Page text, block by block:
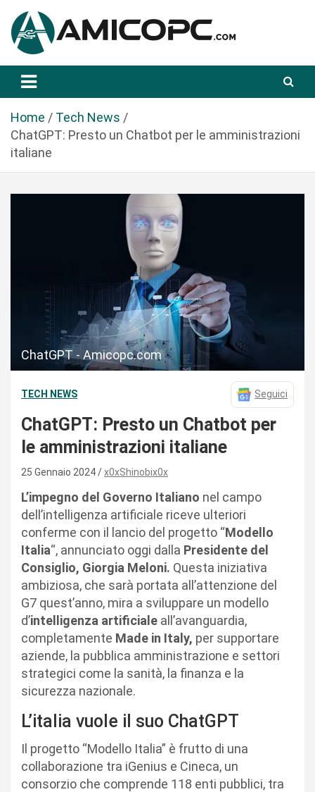
a
Amicopc.com
Home
Tech News
ChatGPT: Presto un Chatbot per le amministrazioni
italiane
ChatGPT - Amicopc.com
TECH NEWS Seguici
ChatGPT: Presto un Chatbot per
le amministrazioni italiane
25 Gennaio 2024 x0xShinobix0x
L’impegno del Governo Italiano nel campo
dell’intelligenza artificiale riceve ulteriori
conferme con il lancio del progetto “Modello
Italia“, annunciato oggi dalla Presidente del
Consiglio, Giorgia Meloni. Questa iniziativa
ambiziosa, che sarà portata all’attenzione del
G7 quest’anno, mira a sviluppare un modello
d’intelligenza artificiale all’avanguardia,
completamente Made in Italy, per supportare
aziende, la pubblica amministrazione e settori
strategici come la sanità, la finanza e la
sicurezza nazionale.
L’italia vuole il suo ChatGPT
Il progetto “Modello Italia” è frutto di una
collaborazione tra iGenius e Cineca, un
consorzio che comprende 118 enti pubblici, tra